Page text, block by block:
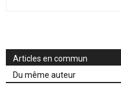
Articles en commun
Du même auteur